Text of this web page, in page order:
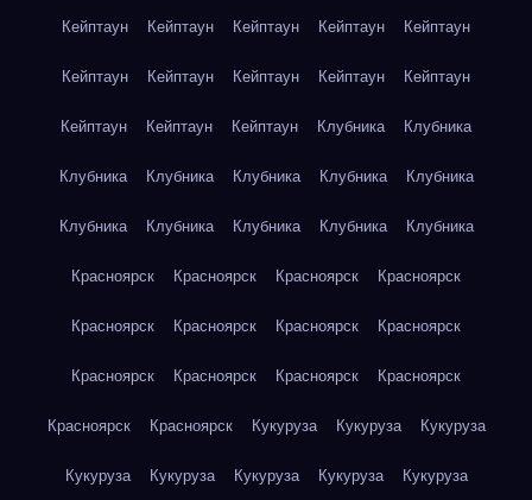
Кейптаун Кейптаун Кейптаун Кейптаун Кейптаун
Кейптаун Кейптаун Кейптаун Кейптаун Кейптаун
Кейптаун Кейптаун Кейптаун Клубника Клубника
Клубника Клубника Клубника Клубника Клубника
Клубника Клубника Клубника Клубника Клубника
Красноярск Красноярск Красноярск Красноярск
Красноярск Красноярск Красноярск Красноярск
Красноярск Красноярск Красноярск Красноярск
Красноярск Красноярск Кукуруза Кукуруза Кукуруза
Кукуруза Кукуруза Кукуруза Кукуруза Кукуруза